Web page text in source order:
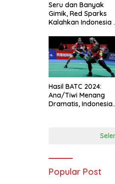
Seru dan Banyak
Gimik, Red Sparks
Kalahkan Indonesia
Hasil BATC 2024:
Ana/Tiwi Menang
Dramatis, Indonesia
Popular Post